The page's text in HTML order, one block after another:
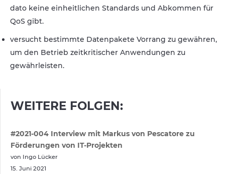
dato keine einheitlichen Standards und Abkommen für
QoS gibt.
versucht bestimmte Datenpakete Vorrang zu gewähren,
um den Betrieb zeitkritischer Anwendungen zu
gewährleisten.
WEITERE FOLGEN:
#2021-004 Interview mit Markus von Pescatore zu
Förderungen von IT-Projekten
von Ingo Lücker
15. Juni 2021